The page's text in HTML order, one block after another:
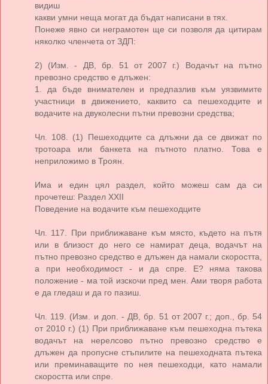
видиш
какви умни неща могат да бъдат написани в тях.
Понеже явно си неграмотен ще си позволя да цитирам
няколко членчета от ЗДП:
2) (Изм. - ДВ, бр. 51 от 2007 г.) Водачът на пътно
превозно средство е длъжен:
1. да бъде внимателен и предпазлив към уязвимите
участници в движението, каквито са пешеходците и
водачите на двуколесни пътни превозни средства;
Чл. 108. (1) Пешеходците са длъжни да се движат по
тротоара или банкета на пътното платно. Това е
неприложимо в Троян.
Има и един цял раздел, който можеш сам да си
прочетеш: Раздел ХХII
Поведение на водачите към пешеходците
Чл. 117. При приближаване към място, където на пътя
или в близост до него се намират деца, водачът на
пътно превозно средство е длъжен да намали скоростта,
а при необходимост - и да спре. Е? няма такова
положение - ма той изскочи пред мен. Ами творя работа
е да гледаш и да го пазиш.
Чл. 119. (Изм. и доп. - ДВ, бр. 51 от 2007 г.; доп., бр. 54
от 2010 г.) (1) При приближаване към пешеходна пътека
водачът на нерелсово пътно превозно средство е
длъжен да пропусне стъпилите на пешеходната пътека
или преминаващите по нея пешеходци, като намали
скоростта или спре.